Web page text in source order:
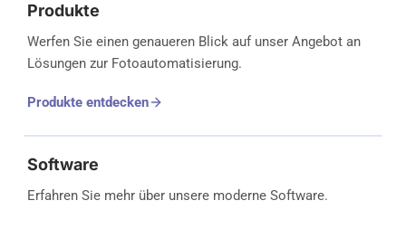
Produkte
Werfen Sie einen genaueren Blick auf unser Angebot an
Lösungen zur Fotoautomatisierung.
Produkte entdecken
Software
Erfahren Sie mehr über unsere moderne Software.